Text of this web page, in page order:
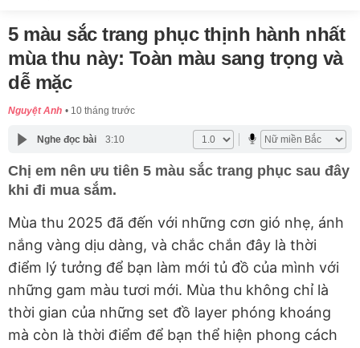
5 màu sắc trang phục thịnh hành nhất
mùa thu này: Toàn màu sang trọng và
dễ mặc
Nguyệt Anh 10 tháng trước
Nghe đọc bài 3:10
Chị em nên ưu tiên 5 màu sắc trang phục sau đây
khi đi mua sắm.
Mùa thu 2025 đã đến với những cơn gió nhẹ, ánh
nắng vàng dịu dàng, và chắc chắn đây là thời
điểm lý tưởng để bạn làm mới tủ đồ của mình với
những gam màu tươi mới. Mùa thu không chỉ là
thời gian của những set đồ layer phóng khoáng
mà còn là thời điểm để bạn thể hiện phong cách